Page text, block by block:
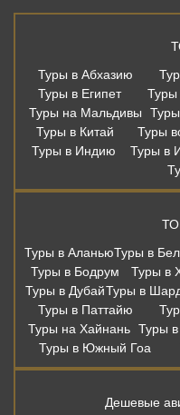
Туры в Абхазию
Туры в Египет
Туры
Туры на Мальдивы
Туры в Китай
Туры
Туры в Индию
Туры в
Туры в АланьюТуры в
Туры в Бодрум
Туры в
Туры в ДубайТуры в
Туры в Паттайю
Туры на Хайнань Туры
Туры в Южный Гоа
Дешевые